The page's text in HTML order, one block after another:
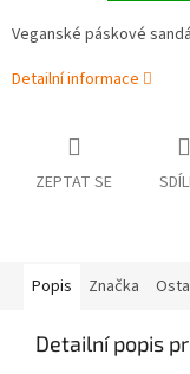
Veganské páskové
Detailní informace
ZEPTAT SE
Popis Značka
Detailní popis